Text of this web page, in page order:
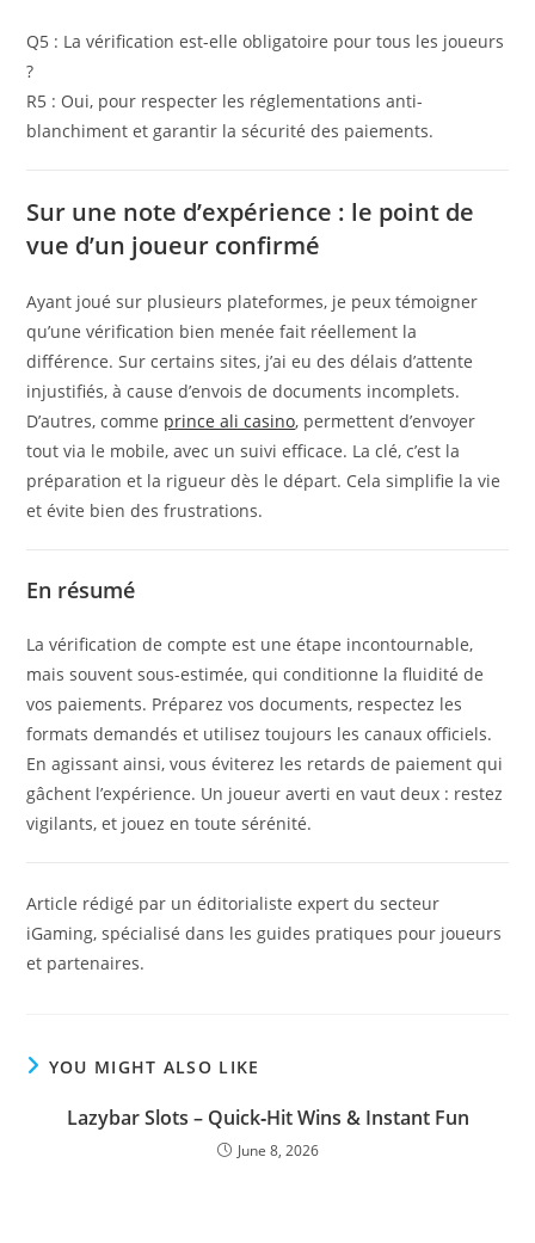
Q5 : La vérification est-elle obligatoire pour tous les joueurs
?
R5 : Oui, pour respecter les réglementations anti-
blanchiment et garantir la sécurité des paiements.
Sur une note d’expérience : le point de
vue d’un joueur confirmé
Ayant joué sur plusieurs plateformes, je peux témoigner
qu’une vérification bien menée fait réellement la
différence. Sur certains sites, j’ai eu des délais d’attente
injustifiés, à cause d’envois de documents incomplets.
D’autres, comme prince ali casino, permettent d’envoyer
tout via le mobile, avec un suivi efficace. La clé, c’est la
préparation et la rigueur dès le départ. Cela simplifie la vie
et évite bien des frustrations.
En résumé
La vérification de compte est une étape incontournable,
mais souvent sous-estimée, qui conditionne la fluidité de
vos paiements. Préparez vos documents, respectez les
formats demandés et utilisez toujours les canaux officiels.
En agissant ainsi, vous éviterez les retards de paiement qui
gâchent l’expérience. Un joueur averti en vaut deux : restez
vigilants, et jouez en toute sérénité.
Article rédigé par un éditorialiste expert du secteur
iGaming, spécialisé dans les guides pratiques pour joueurs
et partenaires.
YOU MIGHT ALSO LIKE
Lazybar Slots – Quick‑Hit Wins & Instant Fun
June 8, 2026